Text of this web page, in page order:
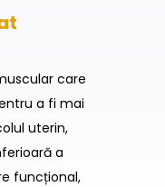
care
a fi mai
uterin,
a
funcțional,